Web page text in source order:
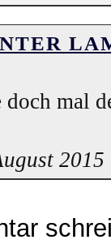
mal
2015